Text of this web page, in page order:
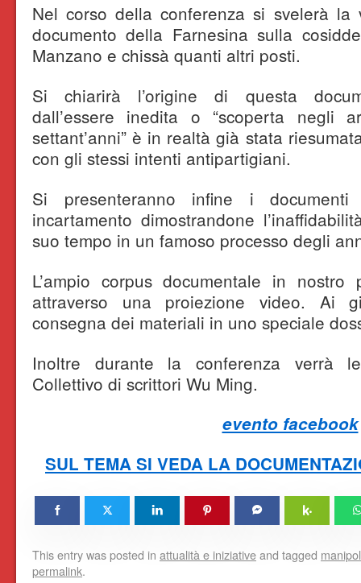
Nel corso della conferenza si svelerà la
documento della Farnesina sulla
Manzano e chissà quanti altri posti.
Si chiarirà l’origine di questa
dall’essere inedita o “scoperta negli
settant’anni” è in realtà già stata
con gli stessi intenti antipartigiani.
Si presenteranno infine i
incartamento dimostrandone
suo tempo in un famoso processo degli
L’ampio corpus documentale in nostro
attraverso una proiezione video. Ai
consegna dei materiali in uno speciale
Inoltre durante la conferenza verrà
Collettivo di scrittori Wu Ming.
evento facebook
SUL TEMA SI VEDA LA
This entry was posted in attualità e iniziativeand tagged
permalink.